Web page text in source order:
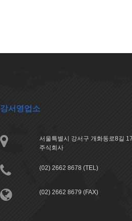
강서영업소
서울특별시 강서구 개화동로8길
주식회사
(02) 2662 8678 (TEL)
(02) 2662 8679 (FAX)